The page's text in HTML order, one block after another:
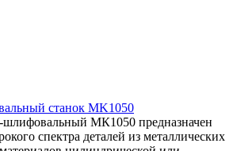
станок MK1050
шлифовальный МК1050 предназначен
спектра деталей из металлических